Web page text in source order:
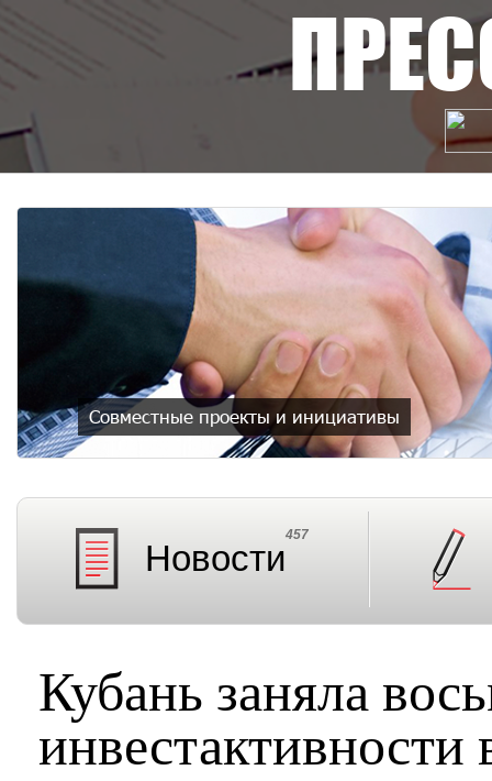
Совместные проекты и инициативы
Новости
457
Кубань заняла
инвестактивности